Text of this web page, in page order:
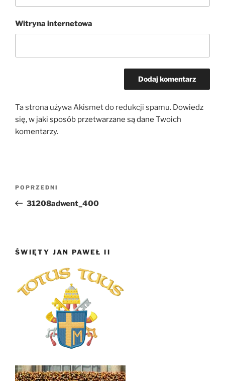
Witryna internetowa
Ta strona używa Akismet do redukcji spamu. Dowiedz
się, w jaki sposób przetwarzane są dane Twoich
komentarzy.
Poprzedni
wpis
POPRZEDNI
31208adwent_400
ŚWIĘTY JAN PAWEŁ II